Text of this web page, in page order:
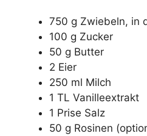
750 g Zwiebeln, in
100 g Zucker
50 g Butter
2 Eier
250 ml Milch
1 TL Vanilleextrakt
1 Prise Salz
50 g Rosinen